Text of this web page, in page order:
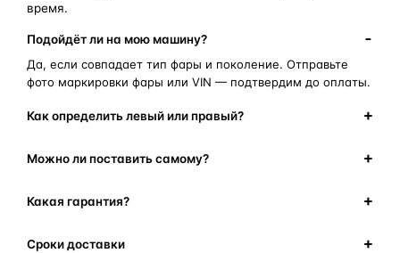
время.
Подойдёт ли на мою машину?
Да, если совпадает тип фары и поколение. Отправьте
фото маркировки фары или VIN — подтвердим до оплаты.
Как определить левый или правый?
Можно ли поставить самому?
Какая гарантия?
Сроки доставки